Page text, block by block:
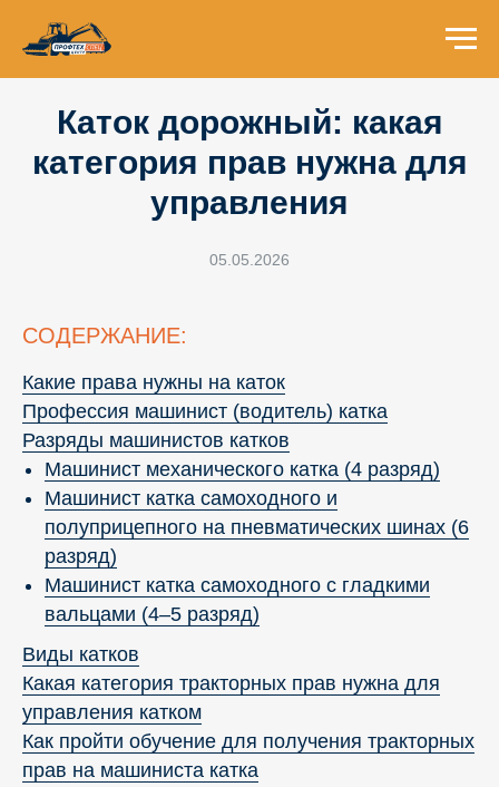
Каток дорожный: какая
категория прав нужна для
управления
05.05.2026
СОДЕРЖАНИЕ:
Какие права нужны на каток
Профессия машинист (водитель) катка
Разряды машинистов катков
Машинист механического катка (4 разряд)
Машинист катка самоходного и
полуприцепного на пневматических шинах (6
разряд)
Машинист катка самоходного с гладкими
вальцами (4–5 разряд)
Виды катков
Какая категория тракторных прав нужна для
управления катком
Как пройти обучение для получения тракторных
прав на машиниста катка